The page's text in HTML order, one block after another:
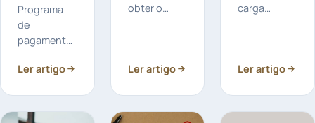
Programa
de
pagamento
sem juros e
Federal
Ler artigo
obter o
porém, essa
às normas e
Ler artigo
carga
está alta
Um bom
Ler artigo